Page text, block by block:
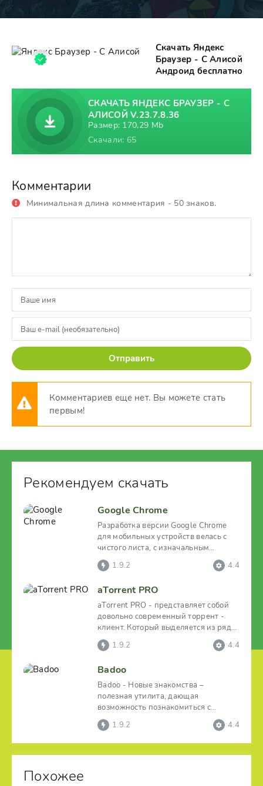
Скачать Яндекс
Браузер - С Алисой
Андроид бесплатно
СКАЧАТЬ ЯНДЕКС БРАУЗЕР - С
АЛИСОЙ V.23.7.8.36
Размер: 170,29 Mb
Скачали: 65
Комментарии
Минимальная длина комментария - 50 знаков.
Отправить
Комментариев еще нет. Вы можете стать
первым!
Рекомендуем скачать
Google Chrome
Разработка версии Google Chrome
для мобильных устройств велась с
чистого листа, с изначальным
прицелом на то, чтобы
1.9.2 4.4
aTorrent PRO
aTorrent PRO - представляет собой
довольно современный торрент -
клиент. Который выделяется из ряда
похожих приложений
1.9.2 4.4
Badoo
Badoo - Новые знакомства –
полезная утилита, дающая
возможность познакомиться с
новыми людьми, как в родном
населенном
1.9.2 4.4
Похожее